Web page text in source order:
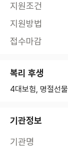
지원조건
지원방법
접수마감
복리 후생
4대보험, 명절선
기관정보
기관명